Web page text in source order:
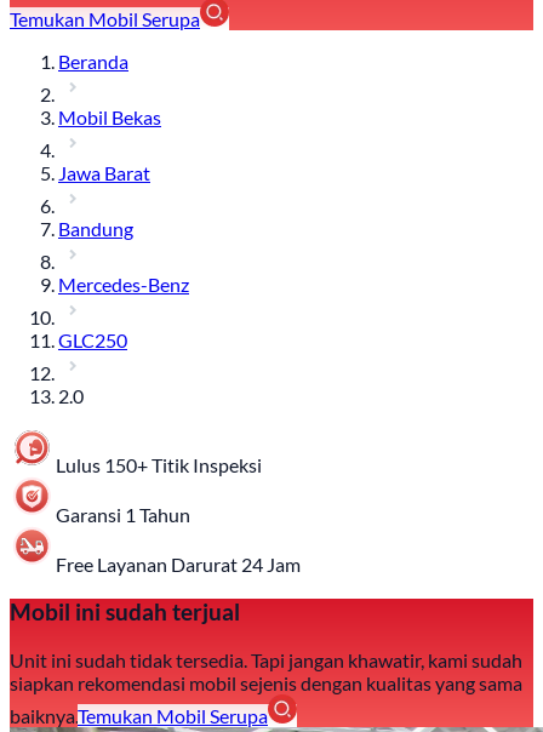
Temukan Mobil Serupa
Beranda
Mobil Bekas
Jawa Barat
Bandung
Mercedes-Benz
GLC250
2.0
Lulus 150+ Titik Inspeksi
Garansi 1 Tahun
Free Layanan Darurat 24 Jam
Mobil ini sudah terjual
Unit ini sudah tidak tersedia. Tapi jangan khawatir, kami sudah
siapkan rekomendasi mobil sejenis dengan kualitas yang sama
baiknya.Temukan Mobil Serupa